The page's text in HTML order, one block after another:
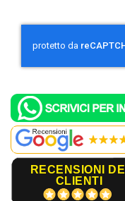
RECENSIONI DEI
CLIENTI